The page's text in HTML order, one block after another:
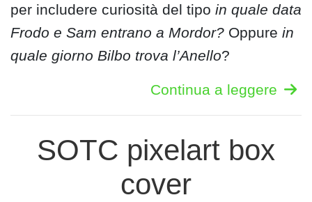
per includere curiosità del tipo in quale data
Frodo e Sam entrano a Mordor? Oppure in
quale giorno Bilbo trova l’Anello?
Continua a leggere
SOTC pixelart box
cover